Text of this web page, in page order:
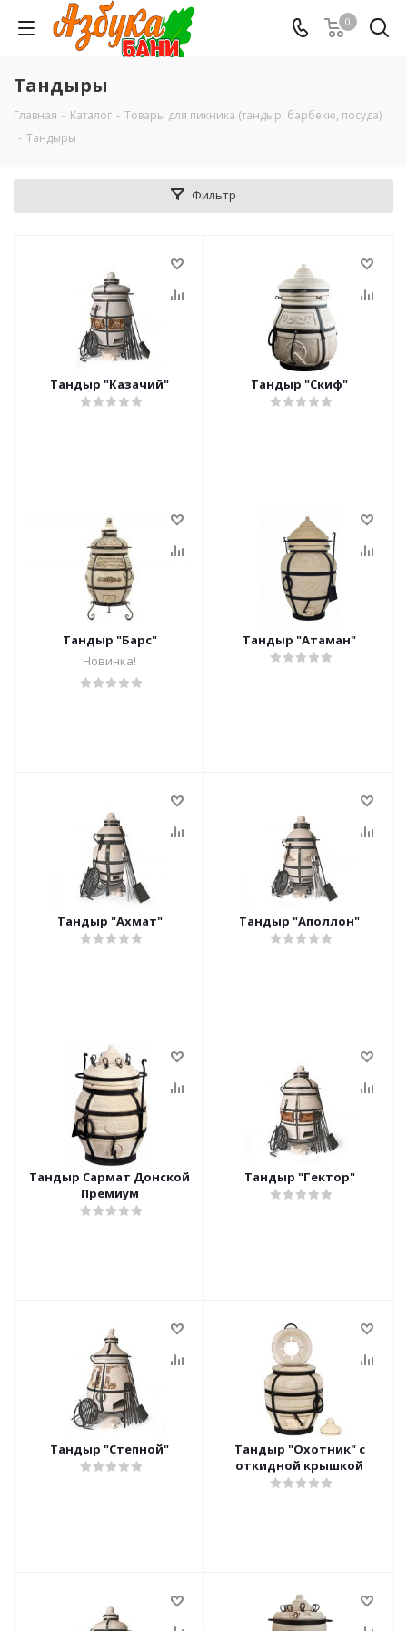
0
Тандыры
Главная - Каталог - Товары для пикника (тандыр, барбекю, посуда)
- Тандыры
Фильтр
Тандыр "Казачий" Тандыр "Скиф"
Тандыр "Барс"
Новинка!
Тандыр "Атаман"
Тандыр "Ахмат" Тандыр "Аполлон"
Тандыр Сармат Донской
Премиум
Тандыр "Гектор"
Тандыр "Степной"
Тандыр "Охотник" с
откидной крышкой